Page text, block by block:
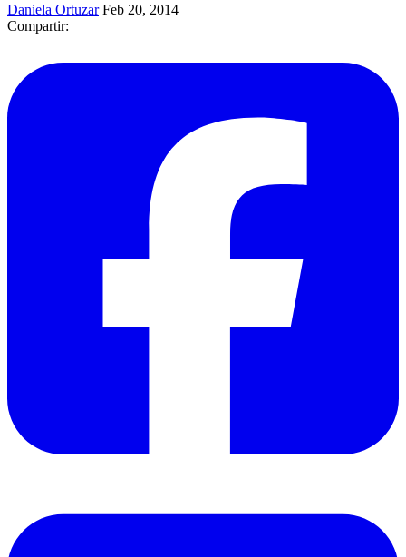
Daniela Ortuzar Feb 20, 2014
Compartir: